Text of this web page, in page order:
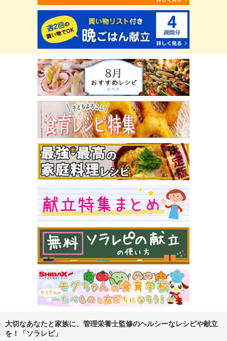
大切なあなたと家族に、管理栄養士監修のヘルシーなレシピや献立
を！「ソラレピ」